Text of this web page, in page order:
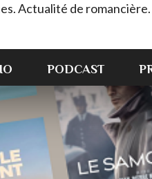
Actualité de
PODCAST